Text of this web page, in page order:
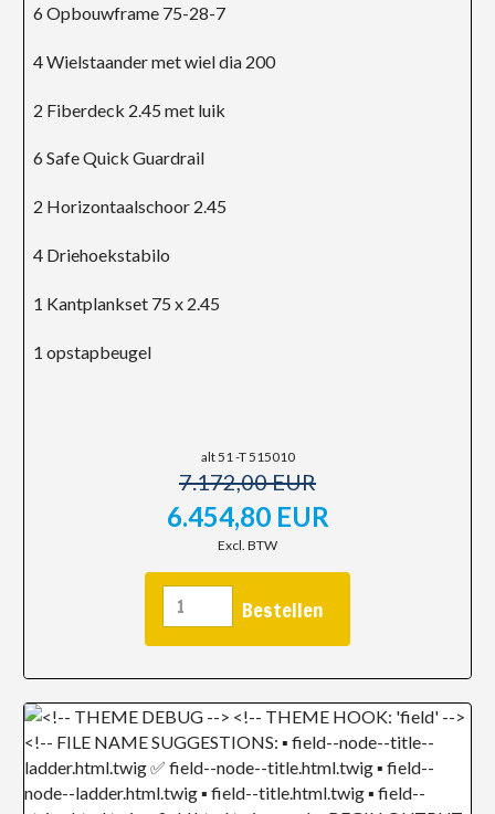
6 Opbouwframe 75-28-7
4 Wielstaander met wiel dia 200
2 Fiberdeck 2.45 met luik
6 Safe Quick Guardrail
2 Horizontaalschoor 2.45
4 Driehoekstabilo
1 Kantplankset 75 x 2.45
1 opstapbeugel
alt 51 -T 515010
7.172,00 EUR
6.454,80 EUR
Excl. BTW